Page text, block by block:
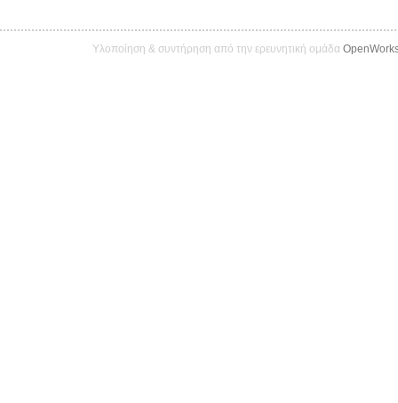
Υλοποίηση & συντήρηση από την ερευνητική ομάδα